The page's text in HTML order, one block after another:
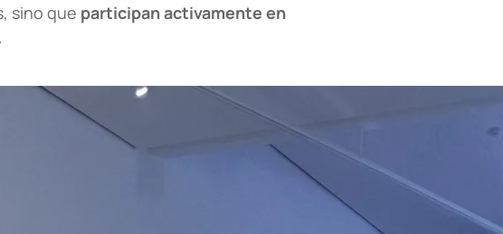
sino que participan activamente en